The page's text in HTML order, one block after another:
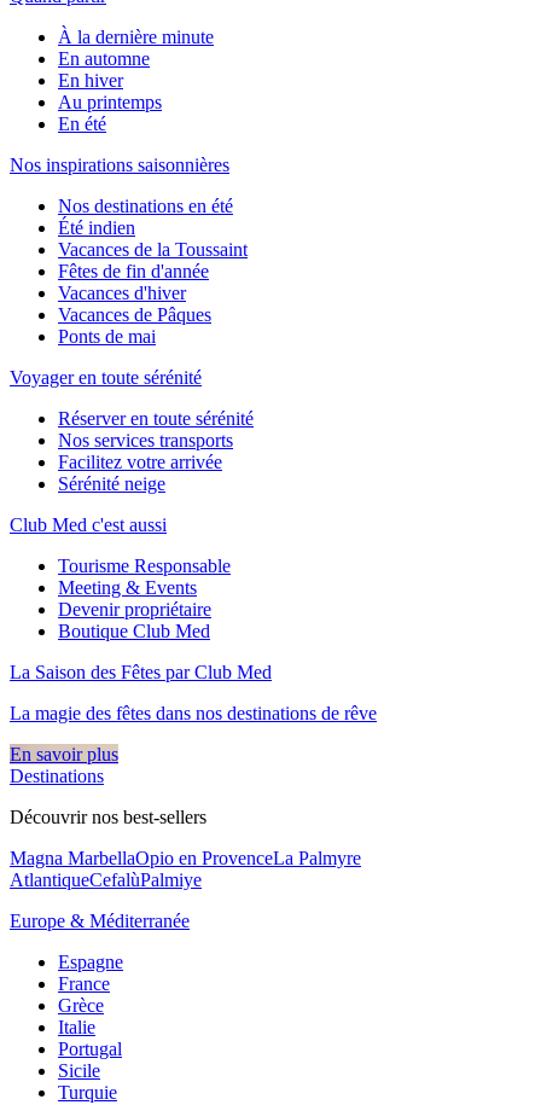
À la dernière minute
En automne
En hiver
Au printemps
En été
Nos inspirations saisonnières
Nos destinations en été
Été indien
Vacances de la Toussaint
Fêtes de fin d'année
Vacances d'hiver
Vacances de Pâques
Ponts de mai
Voyager en toute sérénité
Réserver en toute sérénité
Nos services transports
Facilitez votre arrivée
Sérénité neige
Club Med c'est aussi
Tourisme Responsable
Meeting & Events
Devenir propriétaire
Boutique Club Med
La Saison des Fêtes par Club Med
La magie des fêtes dans nos destinations de rêve​
En savoir plus
Destinations
Découvrir nos best-sellers
Magna MarbellaOpio en ProvenceLa Palmyre
AtlantiqueCefalùPalmiye
Europe & Méditerranée
Espagne
France
Grèce
Italie
Portugal
Sicile
Turquie